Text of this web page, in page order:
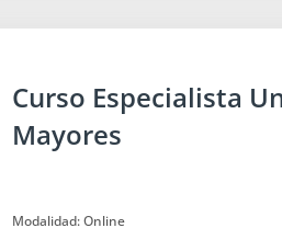
Curso Especialista
Mayores
Modalidad: Online